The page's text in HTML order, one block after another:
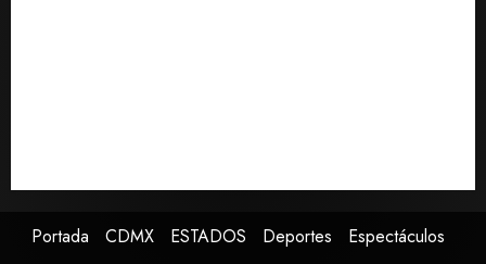
Portada CDMX ESTADOS Deportes Espectáculos